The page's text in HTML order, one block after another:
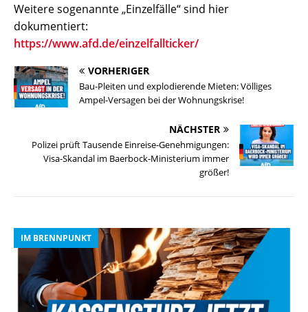
Weitere sogenannte „Einzelfälle“ sind hier
dokumentiert:
https://www.afd.de/einzelfallticker/
VORHERIGER
Bau-Pleiten und explodierende Mieten: Völliges
Ampel-Versagen bei der Wohnungskrise!
NÄCHSTER
Polizei prüft Tausende Einreise-Genehmigungen:
Visa-Skandal im Baerbock-Ministerium immer
größer!
IM BRENNPUNKT